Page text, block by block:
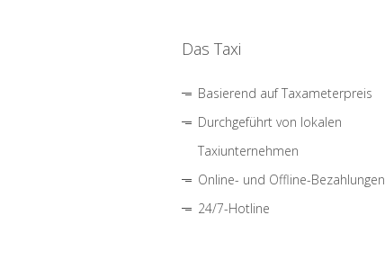
Das Taxi
Basierend auf Taxameterpreis
Durchgeführt von lokalen
Taxiunternehmen
Online- und Offline-Bezahlungen
24/7-Hotline